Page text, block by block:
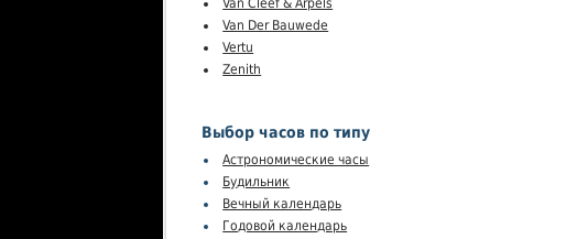
Van Der Bauwede
Vertu
Zenith
Выбор часов по типу
Астрономические часы
Будильник
Вечный календарь
Годовой календарь